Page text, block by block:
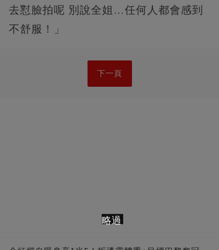
去懟臉拍呢 別說全姐…任何人都會感到
不舒服！」
下一頁
略過